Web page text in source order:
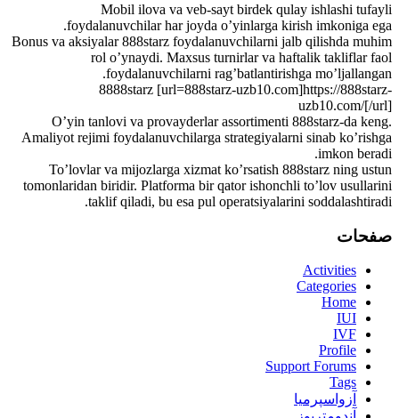
Mobil ilova va veb-sayt birdek qulay ishlashi tufayli
foydalanuvchilar har joyda o’yinlarga kirish imkoniga ega.
Bonus va aksiyalar 888starz foydalanuvchilarni jalb qilishda muhim
rol o’ynaydi. Maxsus turnirlar va haftalik takliflar faol
foydalanuvchilarni rag’batlantirishga mo’ljallangan.
8888starz [url=888starz-uzb10.com]https://888starz-
uzb10.com/[/url]
O’yin tanlovi va provayderlar assortimenti 888starz-da keng.
Amaliyot rejimi foydalanuvchilarga strategiyalarni sinab ko’rishga
imkon beradi.
To’lovlar va mijozlarga xizmat ko’rsatish 888starz ning ustun
tomonlaridan biridir. Platforma bir qator ishonchli to’lov usullarini
taklif qiladi, bu esa pul operatsiyalarini soddalashtiradi.
صفحات
Activities
Categories
Home
IUI
IVF
Profile
Support Forums
Tags
آزواسپرمیا